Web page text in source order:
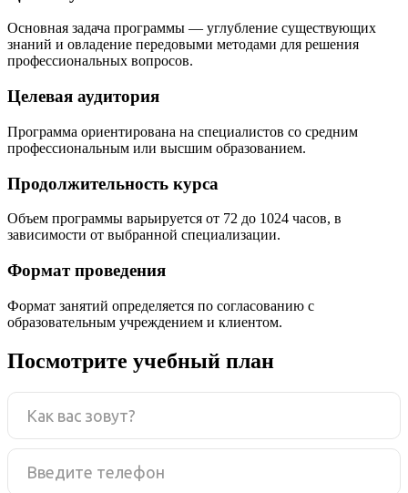
Основная задача программы — углубление существующих
знаний и овладение передовыми методами для решения
профессиональных вопросов.
Целевая аудитория
Программа ориентирована на специалистов со средним
профессиональным или высшим образованием.
Продолжительность курса
Объем программы варьируется от 72 до 1024 часов, в
зависимости от выбранной специализации.
Формат проведения
Формат занятий определяется по согласованию с
образовательным учреждением и клиентом.
Посмотрите учебный план